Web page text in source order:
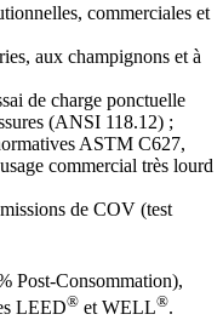
commerciales et
aux champignons et à
de charge ponctuelle
(ANSI 118.12) ;
ASTM C627,
commercial très lourd
de COV (test
Post-Consommation),
LEED® et WELL®.